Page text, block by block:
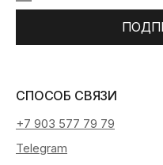
+7 903 577 79 79
СПОСОБ СВЯЗИ
Telegram